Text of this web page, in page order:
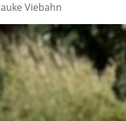
Viebahn